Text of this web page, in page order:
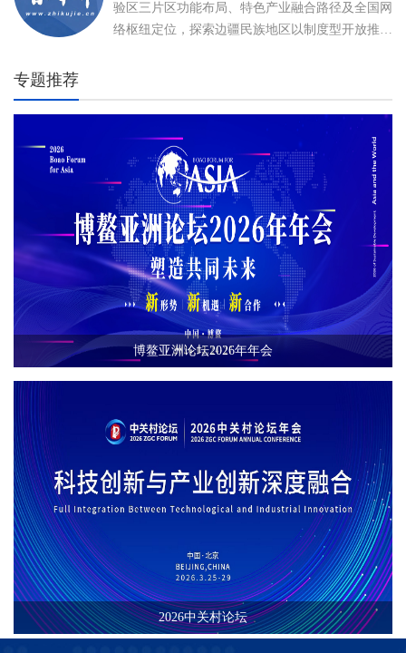
验区三片区功能布局、特色产业融合路径及全国网
络枢纽定位，探索边疆民族地区以制度型开放推动
专题推荐
博鳌亚洲论坛2026年年会
2026中关村论坛